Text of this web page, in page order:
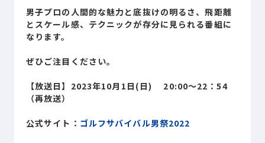
person
group 商談中のお客様
mail お問い合わせ
男子プロの人間的な魅力と底抜けの明るさ、飛距離
とスケール感、テクニックが存分に見られる番組に
なります。
ぜひご注目ください。
【放送日】2023年10月1日(日) 20:00～22：54
（再放送）
公式サイト： ゴルフサバイバル男祭2022